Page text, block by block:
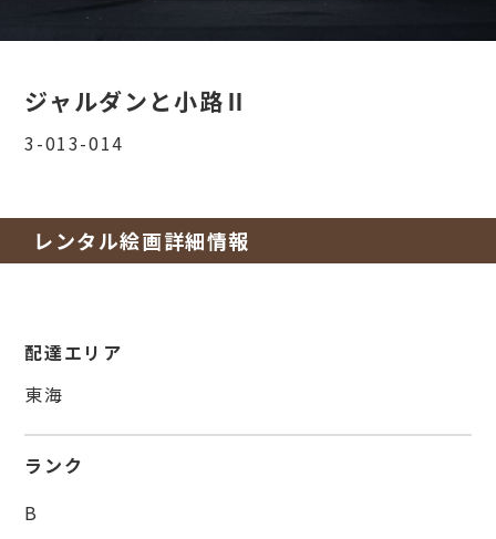
ジャルダンと小路Ⅱ
3-013-014
レンタル絵画詳細情報
配達エリア
東海
ランク
B